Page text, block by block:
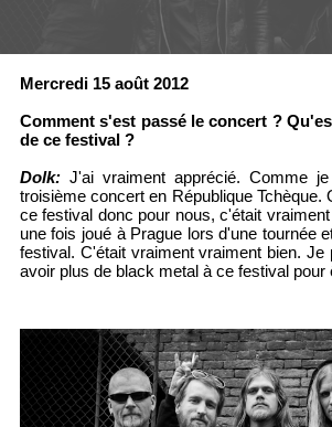
Mercredi 15 août 2012
Comment s'est passé le concert ?
de ce festival ?
Dolk:J'ai vraiment apprécié. Comme
troisième concert en République Tchèque.
ce festival donc pour nous, c'était
une fois joué à Prague lors d'une tournée
festival. C'était vraiment vraiment bien. Je
avoir plus de black metal à ce festival pour